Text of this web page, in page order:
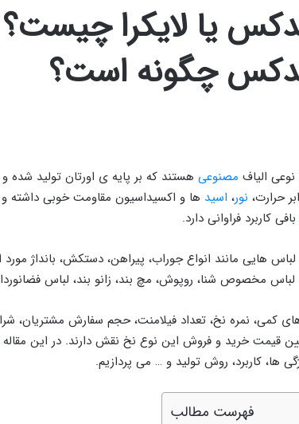
یا لایکرا
چگونه است؟
الیاف مصنوعی هستند که بر پایه ی اورتان تولید شده
حرارت، نور، اسید ها و اکسیداسیون مقاومت خوبی داشته و
کاربرد فراوانی دارد.
هایی مانند انواع جوراب، پیراهن، دستکش، بانداژ مورد
مخصوص شنا، روپوش، مچ بند، زانو بند، لباس
نمره نخ، تعداد فیلامنت، حجم سفارش مشتریان،
قیمت خرید و فروش این نوع نخ نقش دارند. در این
ها، کاربرد، روش تولید و … می پردازیم.
فهرست مطالب